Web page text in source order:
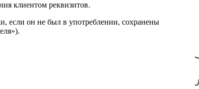
клиентом реквизитов.
если он не был в употреблении, сохранены